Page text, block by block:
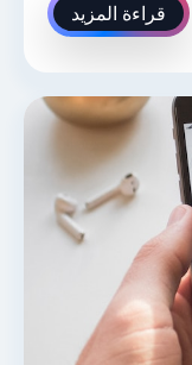
قراءة المزيد